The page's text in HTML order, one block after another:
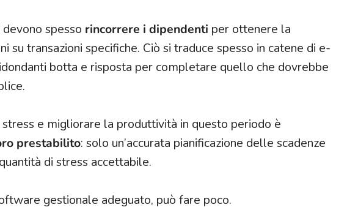
spesso rincorrere i dipendenti per ottenere la
su transazioni specifiche. Ciò si traduce spesso in catene di e-
botta e risposta per completare quello che dovrebbe
e migliorare la produttività in questo periodo è
prestabilito: solo un’accurata pianificazione delle scadenze
di stress accettabile.
gestionale adeguato, può fare poco.